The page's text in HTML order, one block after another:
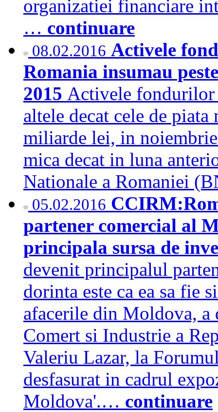
organizatiei financiare
… continuare
08.02.2016 Activele
Romania insumau
2015 Activele
altele decat cele de
miliarde lei, in
mica decat in luna
Nationale a Romaniei
05.02.2016
partener comercial al
principala sursa de
devenit principalul
dorinta este ca ea sa fie
afacerile din Moldova, a
Comert si Industrie a
Valeriu Lazar, la
desfasurat in cadrul
Moldova'.… continuare